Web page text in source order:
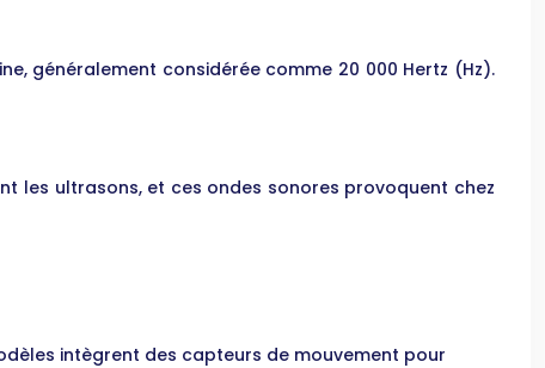
généralement considérée comme 20 000 Hertz (Hz).
les ultrasons, et ces ondes sonores provoquent chez
intègrent des capteurs de mouvement pour